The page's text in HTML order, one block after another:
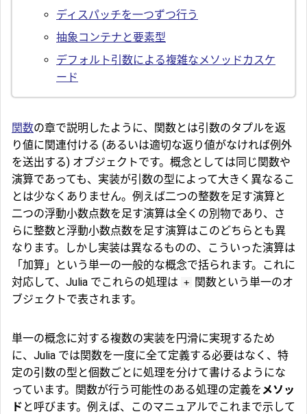
ディスパッチを一つずつ行う
抽象コンテナと要素型
デフォルト引数による複雑なメソッドカスケ
ード
関数の章で説明したように、関数とは引数のタプルを返
り値に関連付ける (あるいは適切な返り値がなければ例外
を送出する) オブジェクトです。概念としては同じ関数や
演算であっても、実装が引数の型によって大きく異なるこ
とは少なくありません。例えば二つの整数を足す演算と
二つの浮動小数点数を足す演算は全くの別物であり、さ
らに整数と浮動小数点数を足す演算はこのどちらとも異
なります。しかし実装は異なるものの、こういった演算は
「加算」という単一の一般的な概念で括られます。これに
対応して、Julia でこれらの処理は +
関数という単一のオ
ブジェクトで表されます。
単一の概念に対する複数の実装を円滑に実現するため
に、Julia では関数を一度に全て定義する必要はなく、特
定の引数の型と個数ごとに処理を分けて書けるようにな
っています。関数が行う可能性のある処理の定義を メソッ
ド と呼びます。例えば、このマニュアルでこれまで示して